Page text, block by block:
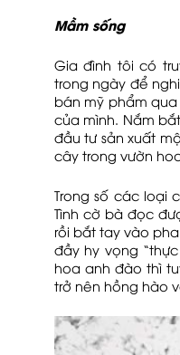
Mầm sống
Gia đình tôi có
trong ngày để
bán mỹ phẩm
của mình. Nắm
đầu tư sản xuất
cây trong vườn
Trong số các loại
Tình cờ bà đọc
rồi bắt tay vào
đầy hy vọng
hoa anh đào thì
trở nên hồng hào